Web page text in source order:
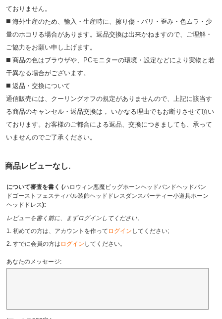
ておりません。
◼️ 海外⽣産のため、輸⼊・⽣産時に、擦り傷・バリ・歪み・色ムラ・少
量のホコリる場合があります。返品交換は出来かねますので、ご理解・
ご協⼒をお願い申し上げます。
◼️ 商品の⾊はブラウザや、PCモニターの環境・設定などにより実物と若
⼲異なる場合がございます。
◼️ 返品・交換について
通信販売には、クーリングオフの規定がありませんので、上記に該当す
る商品のキャンセル・返品交換は， いかなる理由でもお断りさせて頂い
ております。お客様のご都合による返品、交換につきましても、承って
いませんのでご了承ください。
商品レビューなし.
について審査を書く (ハロウィン悪魔ビッグホーンヘッドバンドヘッドバン
ドゴーストフェスティバル装飾ヘッドドレスダンスパーティー小道具ホーン
ヘッドドレス):
レビューを書く前に、まずログインしてください。
1. 初めての方は、アカウントを作って ログイン してください;
2. すでに会員の方は ログイン してください。
あなたのメッセージ: